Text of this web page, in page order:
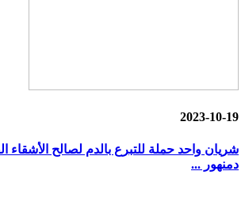
2023-10-19
شريان واحد حملة للتبرع بالدم لصالح الأشقاء
دمنهور ...